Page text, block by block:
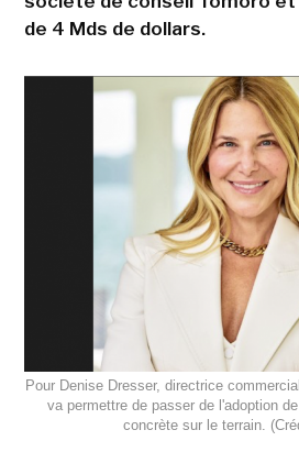
de 4 Mds de dollars.
Pour Denise Dresser, directrice
va permettre de passer de l'adoption
concrète sur le terrain.